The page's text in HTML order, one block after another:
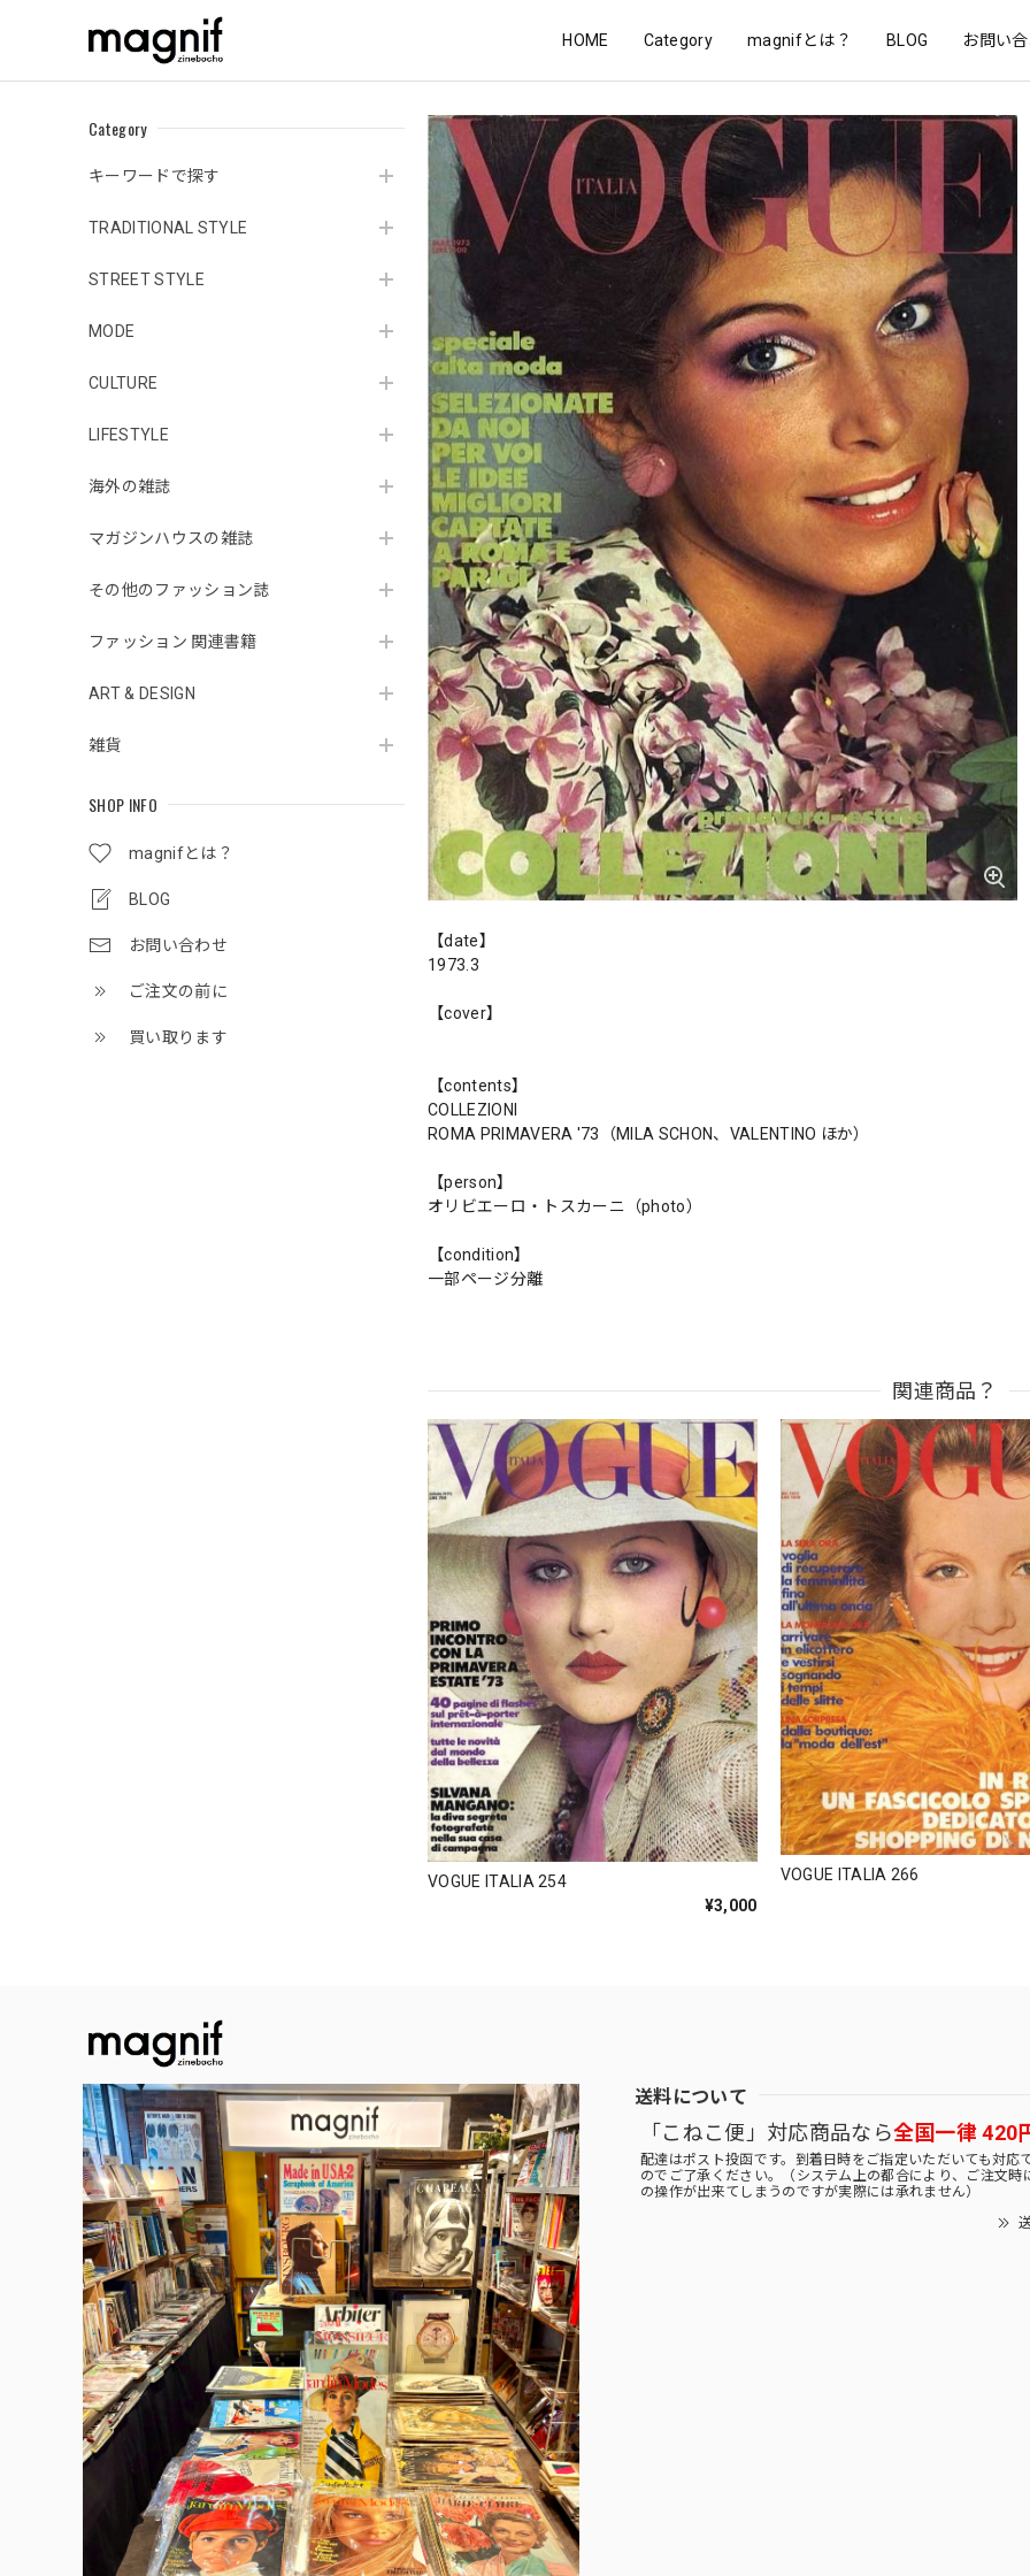
HOME Category magnifとは？ BLOG お問い
Category
キーワードで探す
TRADITIONAL STYLE
STREET STYLE
MODE
CULTURE
LIFESTYLE
海外の雑誌
マガジンハウスの雑誌
その他のファッション誌
ファッション 関連書籍
ART & DESIGN
雑貨
SHOP INFO
magnifとは？
BLOG
お問い合わせ
ご注文の前に
買い取ります
【date】
1973.3
【cover】
【contents】
COLLEZIONI
ROMA PRIMAVERA '73（MILA SCHON、VALENTINO ほか）
【person】
オリビエーロ・トスカーニ（photo）
【condition】
一部ページ分離
関連商品？
VOGUE ITALIA 254
¥3,000
VOGUE ITALIA 266
送料について
「こねこ便」対応商品なら全国一律 420
配達はポスト投函です。到着日時をご指定いただいても対応
のでご了承ください。（システム上の都合により、ご注文時
の操作が出来てしまうのですが実際には承れません）